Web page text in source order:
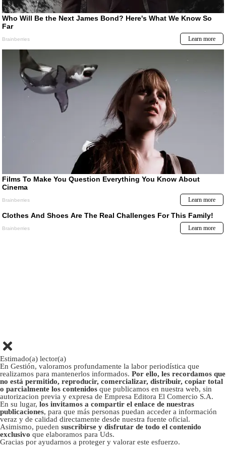
Estimado(a) lector(a)
En Gestión, valoramos profundamente la labor periodística que
realizamos para mantenerlos informados. Por ello, les recordamos que
no está permitido, reproducir, comercializar, distribuir, copiar total
o parcialmente los contenidos que publicamos en nuestra web, sin
autorizacion previa y expresa de Empresa Editora El Comercio S.A.
En su lugar, los invitamos a compartir el enlace de nuestras
publicaciones, para que más personas puedan acceder a información
veraz y de calidad directamente desde nuestra fuente oficial.
Asimismo, pueden suscribirse y disfrutar de todo el contenido
exclusivo que elaboramos para Uds.
Gracias por ayudarnos a proteger y valorar este esfuerzo.